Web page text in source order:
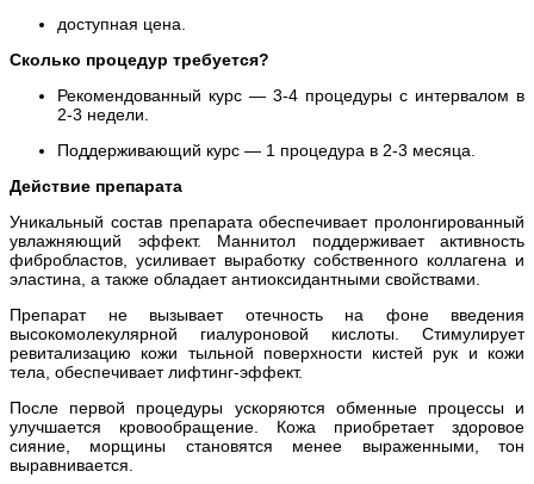
доступная цена.
Сколько процедур требуется?
Рекомендованный курс — 3-4 процедуры с интервалом в
2-3 недели.
Поддерживающий курс — 1 процедура в 2-3 месяца.
Действие препарата
Уникальный состав препарата обеспечивает пролонгированный
увлажняющий эффект. Маннитол поддерживает активность
фибробластов, усиливает выработку собственного коллагена и
эластина, а также обладает антиоксидантными свойствами.
Препарат не вызывает отечность на фоне введения
высокомолекулярной гиалуроновой кислоты. Стимулирует
ревитализацию кожи тыльной поверхности кистей рук и кожи
тела, обеспечивает лифтинг-эффект.
После первой процедуры ускоряются обменные процессы и
улучшается кровообращение. Кожа приобретает здоровое
сияние, морщины становятся менее выраженными, тон
выравнивается.